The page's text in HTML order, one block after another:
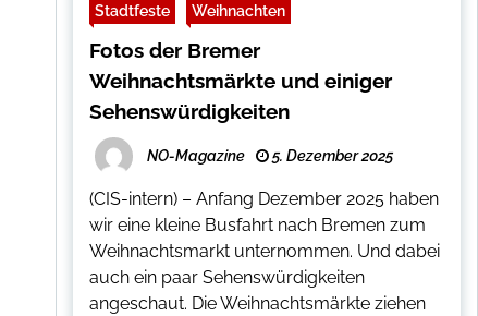
Stadtfeste Weihnachten
Fotos der Bremer
Weihnachtsmärkte und einiger
Sehenswürdigkeiten
NO-Magazine 5. Dezember 2025
(CIS-intern) – Anfang Dezember 2025 haben
wir eine kleine Busfahrt nach Bremen zum
Weihnachtsmarkt unternommen. Und dabei
auch ein paar Sehenswürdigkeiten
angeschaut. Die Weihnachtsmärkte ziehen